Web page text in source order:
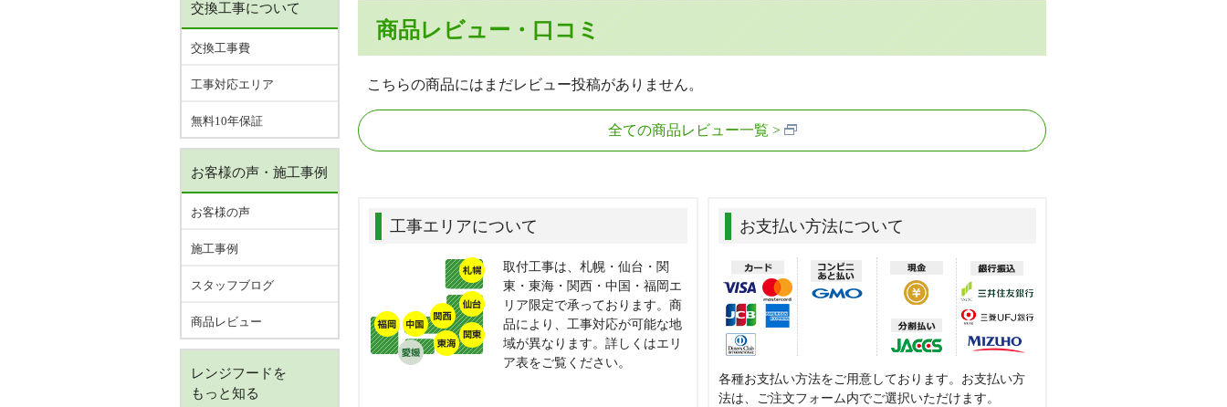
商品レビュー・口コミ
こちらの商品にはまだレビュー投稿がありません。
全ての商品レビュー一覧
工事エリアについて
取付工事は、札幌・仙台・関
東・東海・関西・中国・福岡エ
リア限定で承っております。商
品により、工事対応が可能な地
域が異なります。詳しくはエリ
ア表をご覧ください。
お支払い方法について
各種お支払い方法をご用意しております。お支払い方
法は、ご注文フォーム内でご選択いただけます。
交換工事について
交換工事費
工事対応エリア
無料10年保証
お客様の声・施工事例
お客様の声
施工事例
スタッフブログ
商品レビュー
レンジフードを
もっと知る